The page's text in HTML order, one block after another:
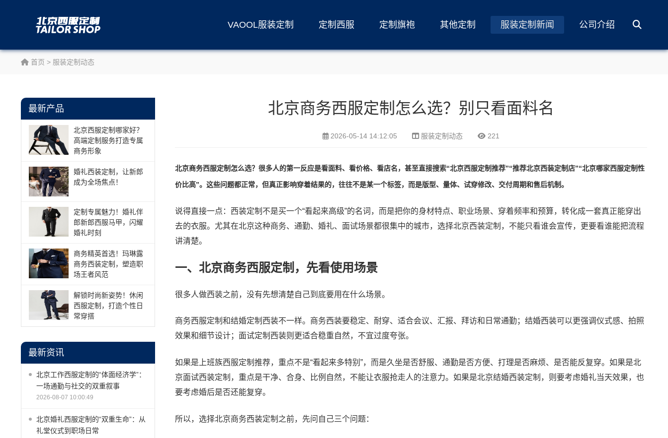
VAOOL服装定制 定制西服 定制旗袍 其他定制 服装定制新闻 公司介绍
首页 > 服装定制动态
最新产品
北京西服定制哪家好？
高端定制服务打造专属
商务形象
婚礼西装定制，让新郎
成为全场焦点！
定制专属魅力！婚礼伴
郎新郎西服马甲，闪耀
婚礼时刻
商务精英首选！玛琳露
商务西装定制，塑造职
场王者风范
解锁时尚新姿势！休闲
西服定制，打造个性日
常穿搭
最新资讯
北京工作西服定制的“体面经济学”：
一场通勤与社交的双重叙事
2026-08-07 10:00:49
北京婚礼西服定制的“双重生命”：从
礼堂仪式到职场日常
北京商务西服定制怎么选？别只看面料名
2026-05-14 14:12:05 服装定制动态 221
北京商务西服定制怎么选？很多人的第一反应是看面料、看价格、看店名，甚至直接搜索“北京西服定制推荐”“推荐北京西装定制店”“北京哪家西服定制性
价比高”。这些问题都正常，但真正影响穿着结果的，往往不是某一个标签，而是版型、量体、试穿修改、交付周期和售后机制。
说得直接一点：西装定制不是买一个“看起来高级”的名词，而是把你的身材特点、职业场景、穿着频率和预算，转化成一套真正能穿出
去的衣服。尤其在北京这种商务、通勤、婚礼、面试场景都很集中的城市，选择北京西装定制，不能只看谁会宣传，更要看谁能把流程
讲清楚。
一、北京商务西服定制，先看使用场景
很多人做西装之前，没有先想清楚自己到底要用在什么场景。
商务西服定制和结婚定制西装不一样。商务西装要稳定、耐穿、适合会议、汇报、拜访和日常通勤；结婚西装可以更强调仪式感、拍照
效果和细节设计；面试定制西装则更适合稳重自然，不宜过度夸张。
如果是上班族西服定制推荐，重点不是“看起来多特别”，而是久坐是否舒服、通勤是否方便、打理是否麻烦、是否能反复穿。如果是北
京面试西装定制，重点是干净、合身、比例自然，不能让衣服抢走人的注意力。如果是北京结婚西装定制，则要考虑婚礼当天效果，也
要考虑婚后是否还能复穿。
所以，选择北京商务西装定制之前，先问自己三个问题：